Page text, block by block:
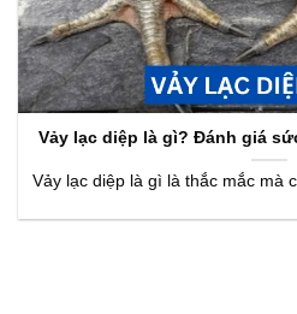
Vảy lạc diệp là gì? Đánh giá
Vảy lạc diệp là gì là thắc mắc mà